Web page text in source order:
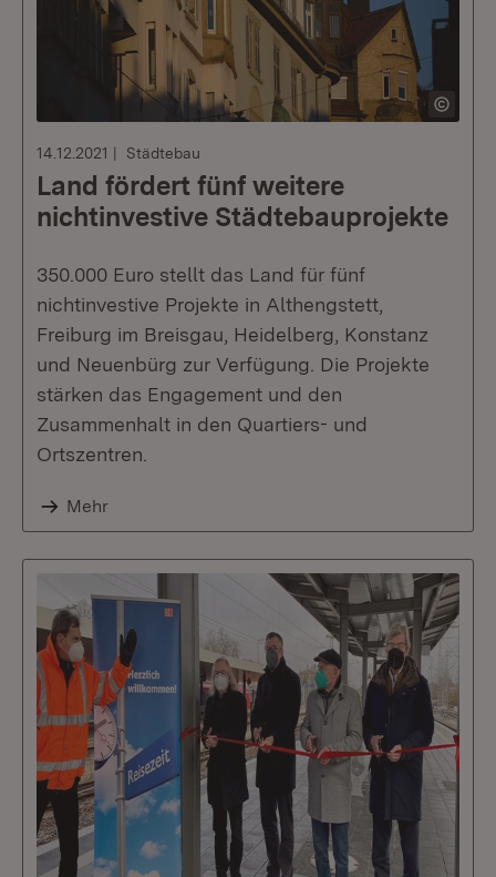
14.12.2021 Städtebau
Land fördert fünf weitere
nichtinvestive Städtebauprojekte
350.000 Euro stellt das Land für fünf
nichtinvestive Projekte in Althengstett,
Freiburg im Breisgau, Heidelberg, Konstanz
und Neuenbürg zur Verfügung. Die Projekte
stärken das Engagement und den
Zusammenhalt in den Quartiers- und
Ortszentren.
Mehr